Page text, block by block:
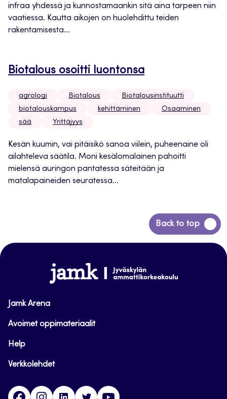
infraa yhdessä ja kunnostamaankin sitä aina tarpeen niin
vaatiessa. Kautta aikojen on huolehdittu teiden
rakentamisesta...
Biotalous osoitti luontonsa
agrologi Biotalous
Biotalousinstituutti
biotalouskampus
kehittäminen
Osaaminen
sää
Yrittäjyys
Kesän kuumin, vai pitäisikö sanoa viilein, puheenaine oli
ailahteleva säätila. Moni kesälomalainen pahoitti
mielensä auringon pantatessa säteitään ja
matalapaineiden seuratessa...
Back to top
Siirry
takaisin
www.jamk.fi
Jamk Arena
Avoimet oppimateriaalit
Help
Verkkolehdet
FacebookInstagramLinkedinTwitter